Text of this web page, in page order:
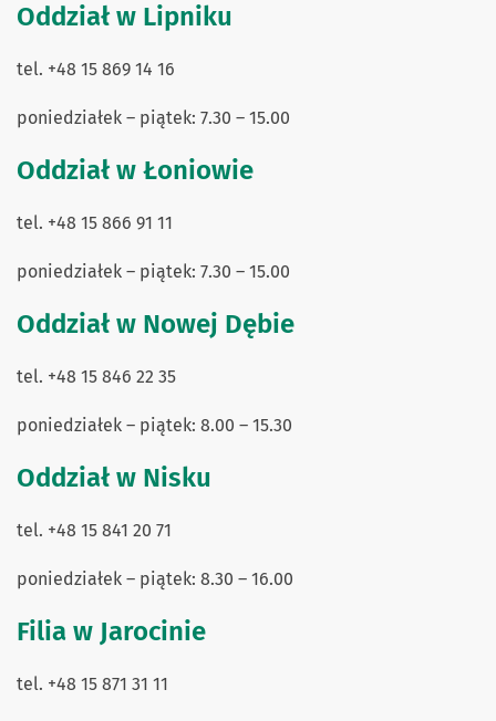
Oddział w Lipniku
tel. +48 15 869 14 16
poniedziałek – piątek: 7.30 – 15.00
Oddział w Łoniowie
tel. +48 15 866 91 11
poniedziałek – piątek: 7.30 – 15.00
Oddział w Nowej Dębie
tel. +48 15 846 22 35
poniedziałek – piątek: 8.00 – 15.30
Oddział w Nisku
tel. +48 15 841 20 71
poniedziałek – piątek: 8.30 – 16.00
Filia w Jarocinie
tel. +48 15 871 31 11